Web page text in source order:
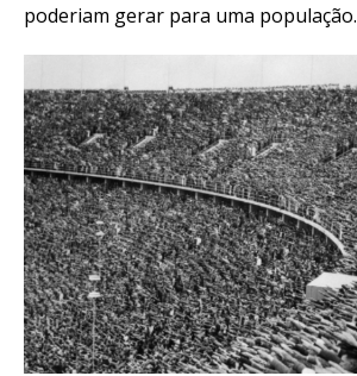
poderiam gerar para uma população.